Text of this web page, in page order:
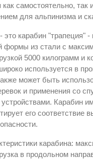
как самостоятельно, так
для альпинизма и
это карабин "трапеция" -
формы из стали с
5000 килограмм и
используется в
может быть
и применения со
Карабин
его соответствие
карабина:
в продольном